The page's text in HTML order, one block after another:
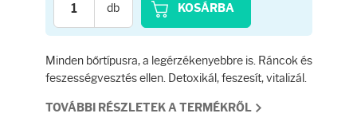
db KOSÁRBA
Minden bőrtípusra, a legérzékenyebbre is. Ráncok és
feszességvesztés ellen. Detoxikál, feszesít, vitalizál.
TOVÁBBI RÉSZLETEK A TERMÉKRŐL
Tisztálkodók
Kézkrémek
Egészség